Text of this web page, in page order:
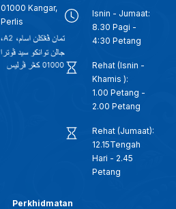
01000 Kangar,
Perlis
Isnin - Jumaat:
8.30 Pagi -
4:30 Petang
Rehat (Isnin -
Khamis ):
1.00 Petang -
2.00 Petang
Rehat (Jumaat):
12.15Tengah
Hari - 2.45
Petang
Perkhidmatan